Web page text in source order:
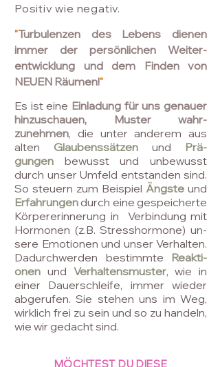
Positiv wie negativ.
"Turbulenzen des Lebens dienen
immer der persönlichen Weiter-
entwicklung und dem Finden von
NEUEN Räumen!"
Es ist eine Einladung für uns genauer
hinzuschauen,
Muster wahr-
zunehmen, die unter anderem aus
alten Glaubenssätzen und Prä-
gungen
bewusst und unbewusst
durch unser Umfeld entstanden sind.
So steuern zum Beispiel Ängste und
Erfahrungendurch eine gespeicherte
Körpererinnerung in Verbindung mit
Hormonen (z.B. Stresshormone) un-
sere Emotionen und unser Verhalten.
Dadurchwerden bestimmte Reakti-
onen und Verhaltensmuster, wie in
einer Dauerschleife, immer wieder
abgerufen. Sie stehen uns im Weg,
wirklich frei zu sein und so zu handeln,
wie wir gedacht sind.
MÖCHTEST DU DIESE